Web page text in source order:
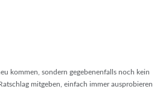
kommen, sondern gegebenenfalls noch kein
mitgeben, einfach immer ausprobieren